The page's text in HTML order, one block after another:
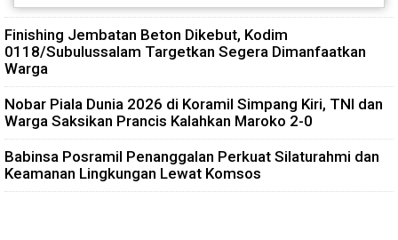
Finishing Jembatan Beton Dikebut, Kodim
0118/Subulussalam Targetkan Segera Dimanfaatkan
Warga
Nobar Piala Dunia 2026 di Koramil Simpang Kiri, TNI dan
Warga Saksikan Prancis Kalahkan Maroko 2-0
Babinsa Posramil Penanggalan Perkuat Silaturahmi dan
Keamanan Lingkungan Lewat Komsos